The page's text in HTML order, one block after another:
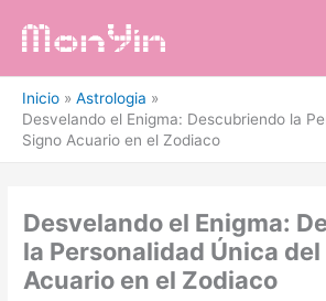
Inicio
Astrologia
Desvelando el Enigma: Descubriendo la
Signo Acuario en el Zodiaco
Desvelando el Enigma:
la Personalidad Única del
Acuario en el Zodiaco